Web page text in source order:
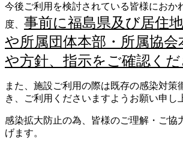
今後ご利用を検討されている皆様におか
度、 事前に福島県及び居住
や所属団体本部・所属協会
や方針、指示をご確認くだ
また、施設ご利用の際は既存の感染対策
き、ご利用くださいますようお願い申し
感染拡大防止の為、皆様のご理解・ご協
げます。